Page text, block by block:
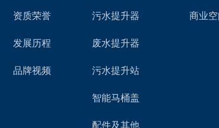
资质荣誉
发展历程
品牌视频
污水提升器
废水提升器
污水提升站
智能马桶盖
配件及其他
商业